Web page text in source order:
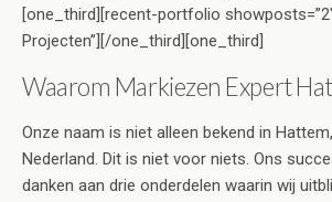
[one_third][recent-portfolio
Projecten”][/one_third][one_third]
Waarom Markiezen Expert
Onze naam is niet alleen bekend in
Nederland. Dit is niet voor niets. Ons
danken aan drie onderdelen waarin wij